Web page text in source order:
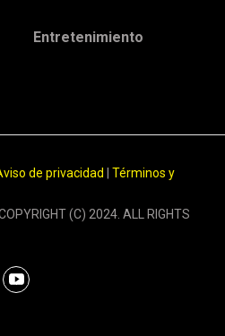
Entretenimiento
de privacidad
Términos y
(C) 2024. ALL RIGHTS
y